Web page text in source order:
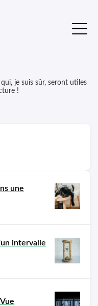
je suis sûr, seront utiles
!
une
intervalle